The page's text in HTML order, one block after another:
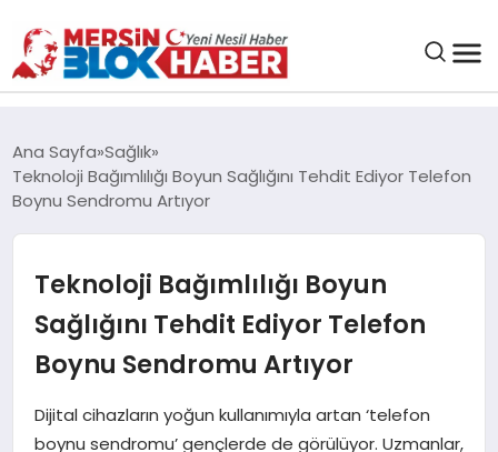
SAĞLIK
EĞITIM
Ana Sayfa Sağlık
Teknoloji Bağımlılığı Boyun Sağlığını Tehdit Ediyor Telefon
Boynu Sendromu Artıyor
Teknoloji Bağımlılığı Boyun
Sağlığını Tehdit Ediyor Telefon
Boynu Sendromu Artıyor
Dijital cihazların yoğun kullanımıyla artan ‘telefon
boynu sendromu’ gençlerde de görülüyor. Uzmanlar,